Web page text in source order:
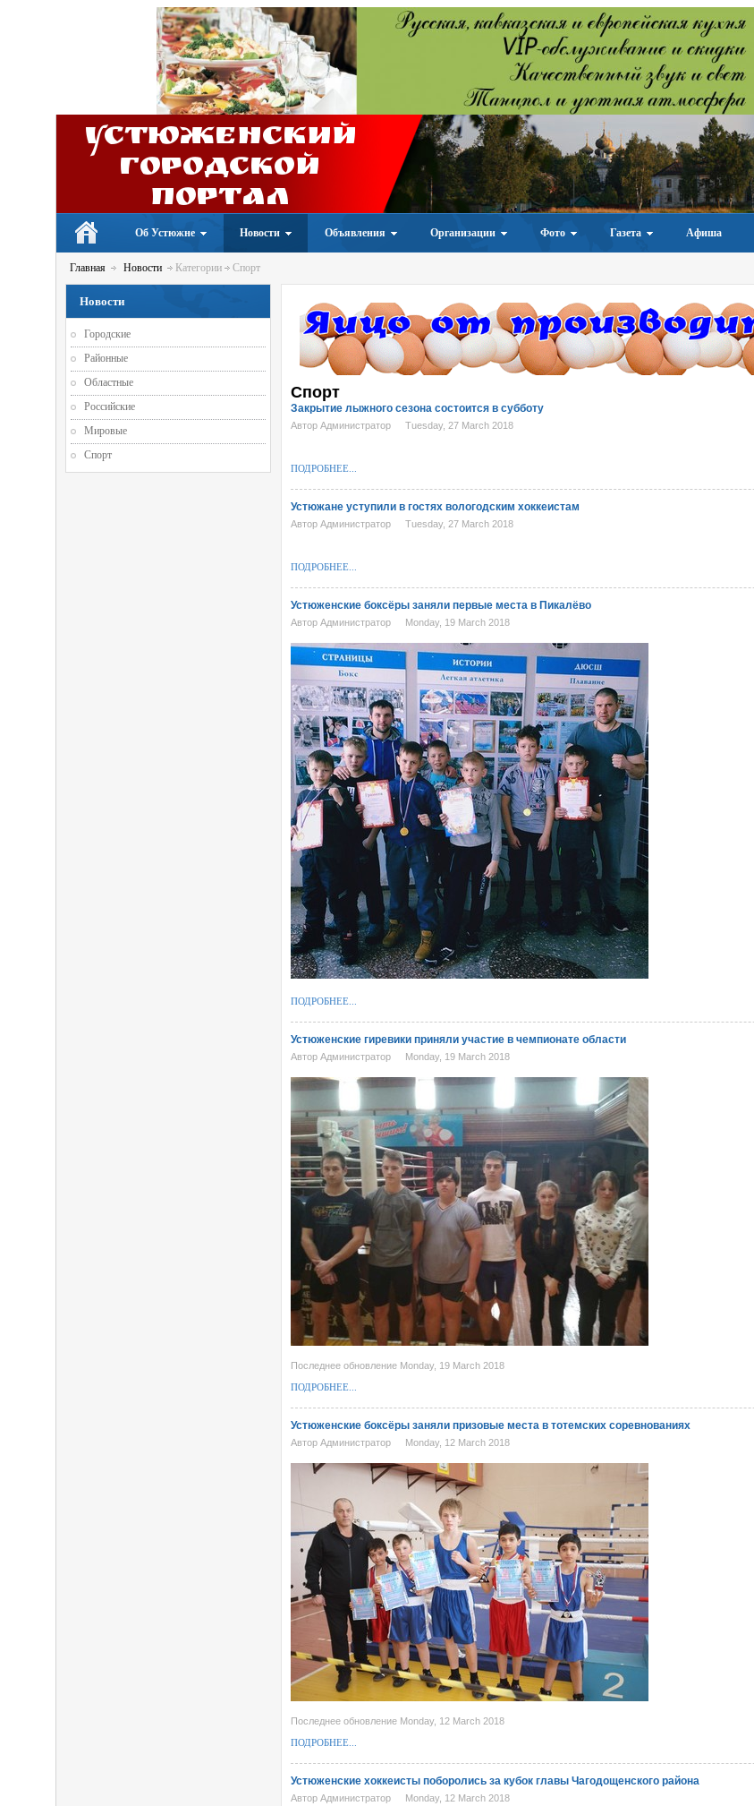
Устюженский
Городской
портал
Об Устюжне Новости Объявления Организации Фото Газета Афиша
Главная Новости Категории Спорт
Спорт
Закрытие лыжного сезона состоится в субботу
Автор Администратор Tuesday, 27 March 2018
ПОДРОБНЕЕ...
Устюжане уступили в гостях вологодским хоккеистам
Автор Администратор Tuesday, 27 March 2018
ПОДРОБНЕЕ...
Устюженские боксёры заняли первые места в Пикалёво
Автор Администратор Monday, 19 March 2018
ПОДРОБНЕЕ...
Устюженские гиревики приняли участие в чемпионате области
Автор Администратор Monday, 19 March 2018
Последнее обновление Monday, 19 March 2018
ПОДРОБНЕЕ...
Устюженские боксёры заняли призовые места в тотемских соревнованиях
Автор Администратор Monday, 12 March 2018
Последнее обновление Monday, 12 March 2018
ПОДРОБНЕЕ...
Устюженские хоккеисты поборолись за кубок главы Чагодощенского района
Автор Администратор Monday, 12 March 2018
Новости
Городские
Районные
Областные
Российские
Мировые
Спорт